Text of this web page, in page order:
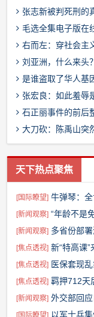
张志新被判死刑的
毛选全集电子版在
右而左：穿社会主义马甲
刘亚洲，什么来头？
是谁盗取了华人基因？
张宏良：如此羞辱
石正丽事件的前后
大刀砍：陈禹山突
天下热点聚焦
[国际瞭望] 牛弹琴：
[新闻观察] “年龄不是
[新闻观察] 多省份部
[焦点透视] 新“特高课”
[焦点透视] 医保套现
[焦点透视] 羁押712天
靠打零工为生
[新闻观察] 外交部回
[国际瞭望] 以军士兵